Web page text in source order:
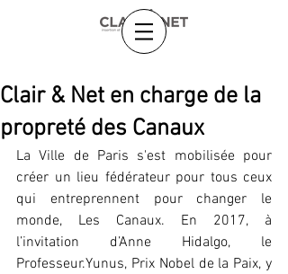
Clair & Net en charge de la
propreté des Canaux
La Ville de Paris s'est mobilisée pour
créer un lieu fédérateur pour tous ceux
qui entreprennent pour changer le
monde, Les Canaux. En 2017, à
l’invitation d’Anne Hidalgo, le
Professeur.Yunus, Prix Nobel de la Paix, y